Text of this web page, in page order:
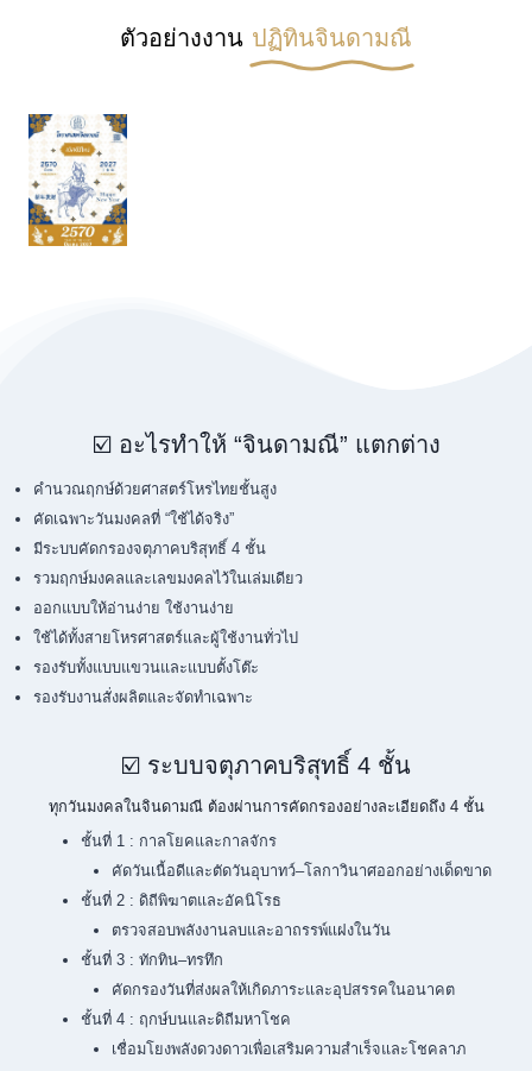
ตัวอย่างงาน ปฏิทินจินดามณี
☑️ อะไรทำให้ “จินดามณี” แตกต่าง
คำนวณฤกษ์ด้วยศาสตร์โหรไทยชั้นสูง
คัดเฉพาะวันมงคลที่ “ใช้ได้จริง”
มีระบบคัดกรองจตุภาคบริสุทธิ์ 4 ชั้น
รวมฤกษ์มงคลและเลขมงคลไว้ในเล่มเดียว
ออกแบบให้อ่านง่าย ใช้งานง่าย
ใช้ได้ทั้งสายโหรศาสตร์และผู้ใช้งานทั่วไป
รองรับทั้งแบบแขวนและแบบตั้งโต๊ะ
รองรับงานสั่งผลิตและจัดทำเฉพาะ
☑️ ระบบจตุภาคบริสุทธิ์ 4 ชั้น
ทุกวันมงคลในจินดามณี ต้องผ่านการคัดกรองอย่างละเอียดถึง 4 ชั้น
ชั้นที่ 1 : กาลโยคและกาลจักร
คัดวันเนื้อดีและตัดวันอุบาทว์–โลกาวินาศออกอย่างเด็ดขาด
ชั้นที่ 2 : ดิถีพิฆาตและอัคนิโรธ
ตรวจสอบพลังงานลบและอาถรรพ์แฝงในวัน
ชั้นที่ 3 : ทักทิน–ทรทึก
คัดกรองวันที่ส่งผลให้เกิดภาระและอุปสรรคในอนาคต
ชั้นที่ 4 : ฤกษ์บนและดิถีมหาโชค
เชื่อมโยงพลังดวงดาวเพื่อเสริมความสำเร็จและโชคลาภ